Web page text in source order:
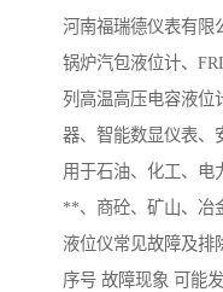
河南福瑞德仪表有限
锅炉汽包液位计、
列高温高压电容液位
器、智能数显仪表、
用于石油、化工、电
**、商砼、矿山、冶
液位仪常见故障及排
序号 故障现象 可能